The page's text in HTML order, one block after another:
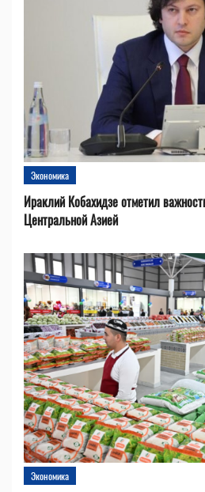
Экономика
Ираклий Кобахидзе отметил
Центральной Азией
Экономика